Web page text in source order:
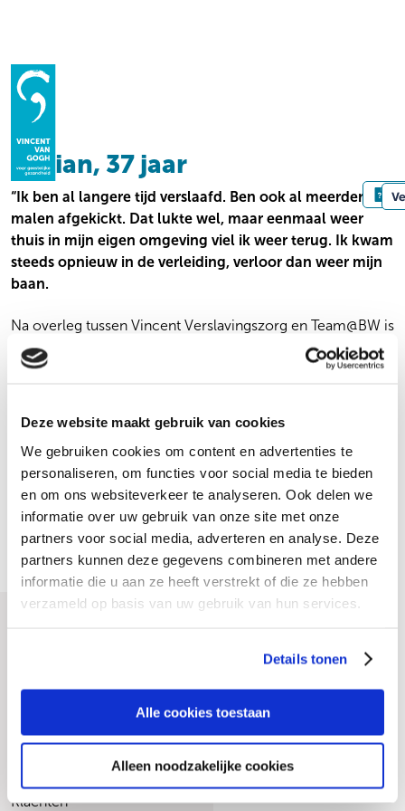
Deze website maakt gebruik van cookies
We gebruiken cookies om content en advertenties te
personaliseren, om functies voor social media te bieden
en om ons websiteverkeer te analyseren. Ook delen we
informatie over uw gebruik van onze site met onze
partners voor social media, adverteren en analyse. Deze
partners kunnen deze gegevens combineren met andere
informatie die u aan ze heeft verstrekt of die ze hebben
verzameld op basis van uw gebruik van hun services.
Details tonen
Alle cookies toestaan
Alleen noodzakelijke cookies
Hulp bij
ADHD
Alcohol gerelateerde cognitieve problemen
Angst
Autisme
Beschermd Wonen
Crisis
Dwang
Gezin en systeem
Persoonlijkheidsproblematiek
Preventie
Psychose
Stemming
Suïcidaliteit
Thuisbegeleiding
Trauma en PTSS
Verslaving
Wegwijzer
Voor wie
Kind & gezin | Jongeren
Ouderen
Familie en naasten
Verwijzers
Locaties
Kosten
Veelgestelde vragen
Werken bij
Over ons
Actueel
Contact
Homepage
Fabian, 37 jaar
“Ik ben al langere tijd verslaafd. Ben ook al meerdere
malen afgekickt. Dat lukte wel, maar eenmaal weer
thuis in mijn eigen omgeving viel ik weer terug. Ik kwam
steeds opnieuw in de verleiding, verloor dan weer mijn
baan.
Na overleg tussen Vincent Verslavingszorg en Team@BW is
geregeld dat ik na mijn behandeling, verder kon herstellen
vanuit een Beschermd Wonen plek. Ik ben daar gebleven
bewaken van mijn grenzen. Ik heb nieuwe vriendschappen
opgebouwd en mijn financiën op orde. Nu ben ik vier
dagen per week aan de slag bij een fijne baas. Het gaat
goed met me. Binnenkort ga ik weer zelfstandig wonen.”
(0478) 52 75 27
vvginfo@vigogroep.nl
Klachten